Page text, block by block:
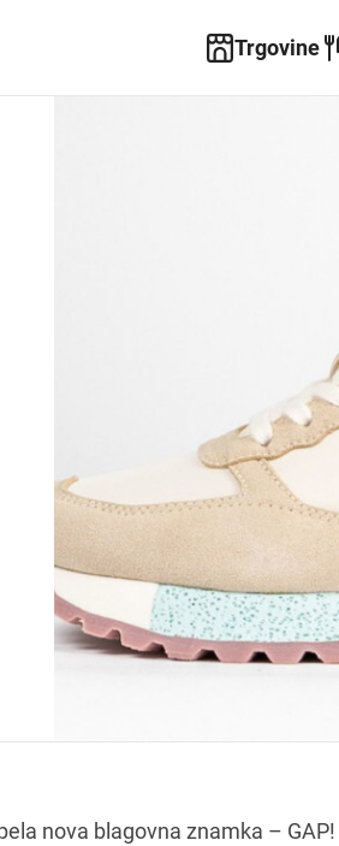
Trgovine
nova blagovna znamka – GAP!